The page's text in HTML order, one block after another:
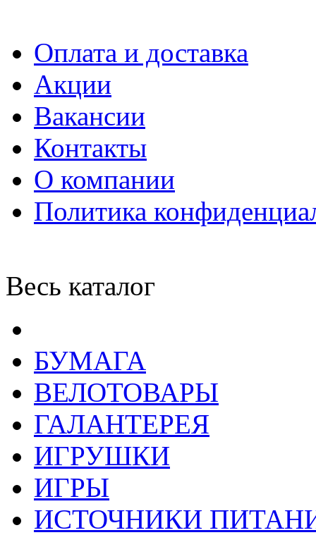
Оплата и доставка
Акции
Вакансии
Контакты
О компании
Политика
Весь каталог
БУМАГА
ВЕЛОТОВАРЫ
ГАЛАНТЕРЕЯ
ИГРУШКИ
ИГРЫ
ИСТОЧНИКИ